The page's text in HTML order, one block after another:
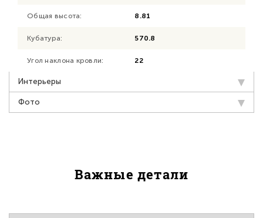
Общая высота: 8.81
Кубатура: 570.8
Угол наклона кровли: 22
Интерьеры
Фото
Важные детали